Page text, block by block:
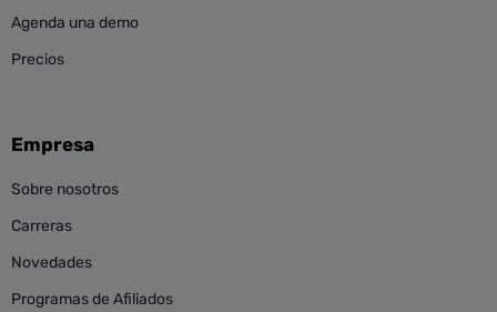
Agenda una demo
Precios
Empresa
Sobre nosotros
Carreras
Novedades
Programas de Afiliados